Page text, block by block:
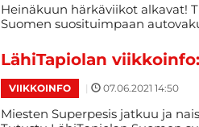
Heinäkuun härkäviikot alkavat!
Suomen suosituimpaan
LähiTapiolan
VIIKKOINFO | 07.06.2021 14:50
Miesten Superpesis jatkuu ja